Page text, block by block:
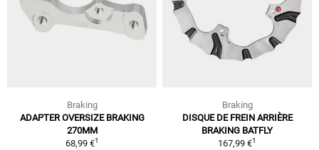
Braking
ADAPTER OVERSIZE BRAKING
270MM
68,99 €1
Braking
DISQUE DE FREIN ARRIÈRE
BRAKING BATFLY
167,99 €1